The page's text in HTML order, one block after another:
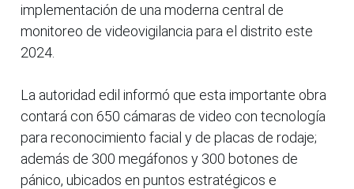
implementación de una moderna central de
monitoreo de videovigilancia para el distrito este
2024.
La autoridad edil informó que esta importante obra
contará con 650 cámaras de video con tecnología
para reconocimiento facial y de placas de rodaje;
además de 300 megáfonos y 300 botones de
pánico, ubicados en puntos estratégicos e